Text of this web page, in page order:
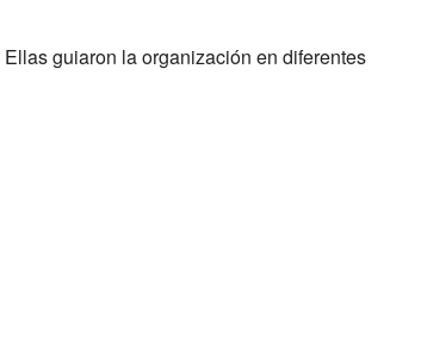
guiaron la organización en diferentes